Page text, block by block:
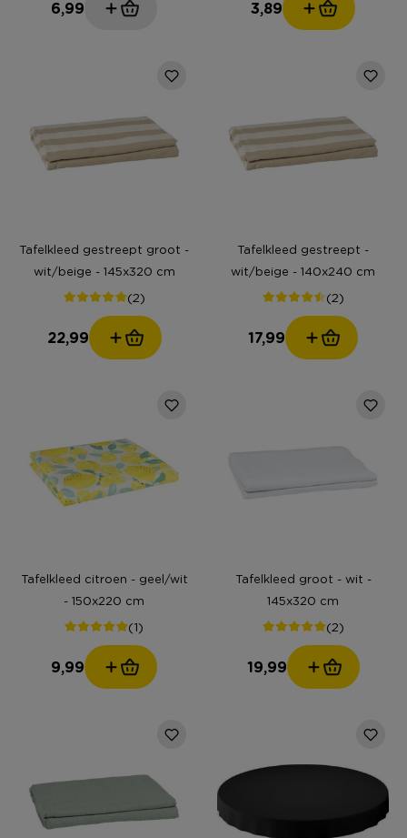
6,99 3,89
Tafelkleed gestreept groot -
wit/beige - 145x320 cm
(2)
22,99
Tafelkleed gestreept -
wit/beige - 140x240 cm
(2)
17,99
Tafelkleed citroen - geel/wit
- 150x220 cm
(1)
9,99
Tafelkleed groot - wit -
145x320 cm
(2)
19,99